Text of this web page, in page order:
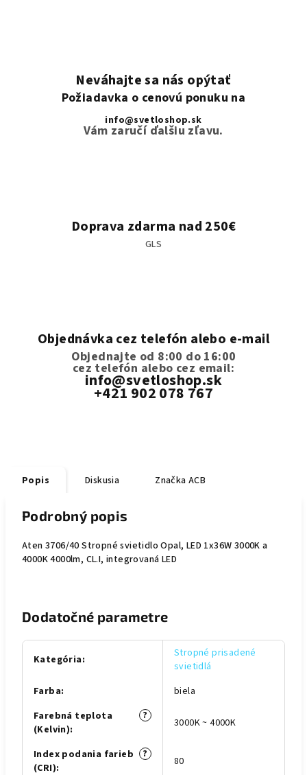
Neváhajte sa nás opýtať
Požiadavka o cenovú ponuku na
info@svetloshop.sk
Vám zaručí ďalšiu zľavu.
Doprava zdarma nad 250€
GLS
Objednávka cez telefón alebo e-mail
Objednajte od 8:00 do 16:00
cez telefón alebo cez email:
info@svetloshop.sk
+421 902 078 767
Popis Diskusia Značka ACB
Podrobný popis
Aten 3706/40 Stropné svietidlo Opal, LED 1x36W 3000K a
4000K 4000lm, CL.I, integrovaná LED
Dodatočné parametre
Kategória:
Stropné prisadené
svietidlá
Farba:
biela
?
Farebná teplota
(Kelvin): 3000K ~ 4000K
?
Index podania farieb
(CRI): 80